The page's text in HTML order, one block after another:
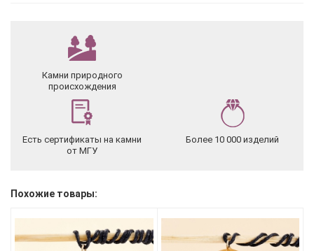
Камни природного
происхождения
Есть сертификаты на камни
от МГУ
Более 10 000 изделий
Похожие товары: